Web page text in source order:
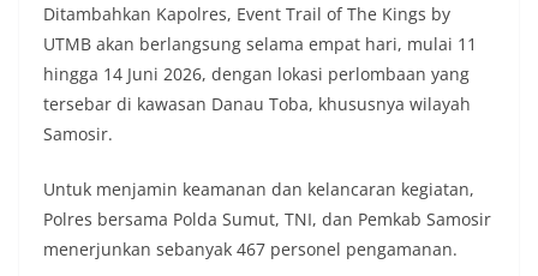
kegiatan semacam ini, Bhabinkamtibmas tidak
hanya berperan sebagai penyampai informasi
dan imbauan, tetapi juga sebagai mitra
masyarakat dalam menjaga keamanan lingkungan
secara bersama-sama.‎‎Kehadiran
Bhabinkamtibmas di tengah-tengah warga
hubungan kemitraan antara Polri dan
masyarakat, sekaligus membangun kesadaran
kolektif warga akan pentingnya menjaga
keamanan, ketertiban, dan kekompakan
Ditambahkan Kapolres, Event Trail of The Kings by
UTMB akan berlangsung selama empat hari, mulai 11
hingga 14 Juni 2026, dengan lokasi perlombaan yang
tersebar di kawasan Danau Toba, khususnya wilayah
Samosir.
Untuk menjamin keamanan dan kelancaran kegiatan,
Polres bersama Polda Sumut, TNI, dan Pemkab Samosir
menerjunkan sebanyak 467 personel pengamanan.